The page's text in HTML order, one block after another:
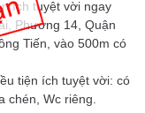
ích tuyệt vời ngay
Phường 14, Quận
Tiến, vào 500m có
tiện ích tuyệt vời: có
chén, Wc riêng.